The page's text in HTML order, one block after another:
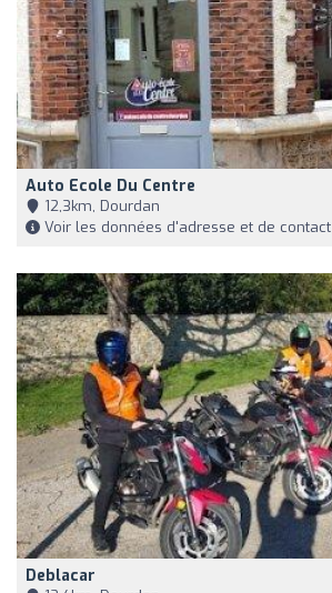
Auto Ecole Du Centre
12,3km, Dourdan
Voir les données d'adresse et de contact
Deblacar